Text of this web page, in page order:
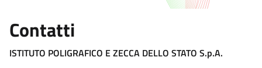
Contatti
ISTITUTO POLIGRAFICO E ZECCA DELLO STATO S.p.A.